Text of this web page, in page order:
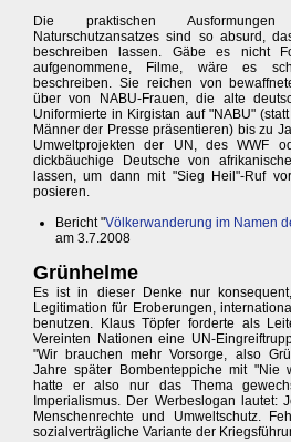
Die praktischen Ausformungen
Naturschutzansatzes sind so absurd,
beschreiben lassen. Gäbe es nicht
aufgenommene, Filme, wäre es
beschreiben. Sie reichen von
über von NABU-Frauen, die alte
Uniformierte in Kirgistan auf "NABU"
Männer der Presse präsentieren) bis zu
Umweltprojekten der UN, des WWF
dickbäuchige Deutsche von
lassen, um dann mit "Sieg Heil"-Ruf
posieren.
Bericht "Völkerwanderung im Namen
am 3.7.2008
Grünhelme
Es ist in dieser Denke nur
Legitimation für Eroberungen,
benutzen. Klaus Töpfer forderte als
Vereinten Nationen eine UN-
"Wir brauchen mehr Vorsorge, also
Jahre später Bombenteppiche mit "Nie
hatte er also nur das Thema
Imperialismus. Der Werbeslogan lautet:
Menschenrechte und Umweltschutz.
sozialverträgliche Variante der